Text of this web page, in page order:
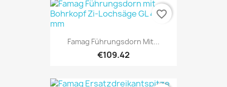
Famag Führungsdorn Mit...
€109.42
favorite_border